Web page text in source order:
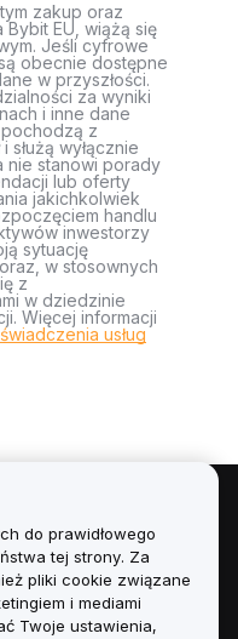
zakup oraz
EU, wiążą się
Jeśli cyfrowe
obecnie dostępne
w przyszłości.
za wyniki
i inne dane
z
wyłącznie
nie stanowi porady
lub oferty
jakichkolwiek
handlu
inwestorzy
sytuację
w stosownych
z
w dziedzinie
Więcej informacji
usług
do prawidłowego
tej strony. Za
pliki cookie związane
i mediami
Twoje ustawienia,